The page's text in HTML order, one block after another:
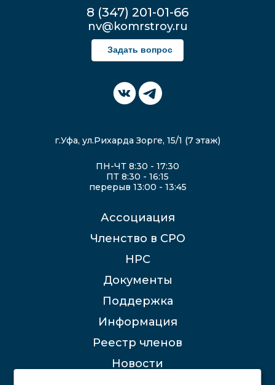
8 (347) 201-01-66
nv@komrstroy.ru
Задать вопрос
г.Уфа, ул.Рихарда Зорге, 15/1 (7 этаж)
ПН-ЧТ 8:30 - 17:30
ПТ 8:30 - 16:15
перерыв 13:00 - 13:45
Ассоциация
Членство в СРО
НРС
Документы
Поддержка
Информация
Реестр членов
Новости